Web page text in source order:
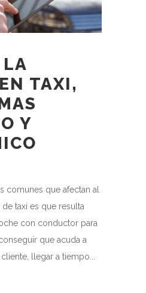
LA
TAXI,
Y
comunes que afectan al
taxi es que resulta
con conductor para
que acuda a
llegar a tiempo